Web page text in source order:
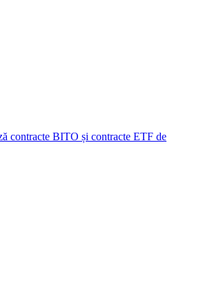
ă contracte BITO și contracte ETF de